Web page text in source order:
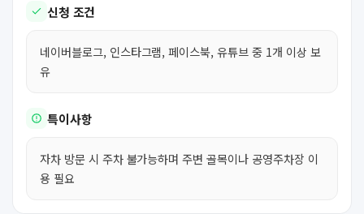
신청 조건
네이버블로그, 인스타그램, 페이스북, 유튜브 중 1개 이상 보
유
특이사항
자차 방문 시 주차 불가능하며 주변 골목이나 공영주차장 이
용 필요